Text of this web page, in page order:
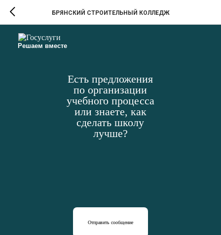
Решаем вместе
Есть предложения
по организации
учебного процесса
или знаете, как
сделать школу
лучше?
Отправить сообщение
БРЯНСКИЙ СТРОИТЕЛЬНЫЙ КОЛЛЕДЖ